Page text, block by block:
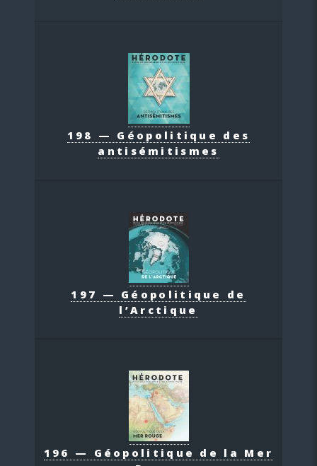
198 — Géopolitique des
antisémitismes
197 — Géopolitique de
l’Arctique
196 — Géopolitique de la Mer